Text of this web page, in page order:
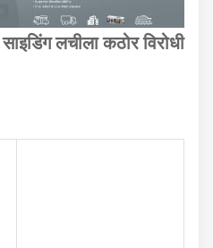
लचीला कठोर विरोधी